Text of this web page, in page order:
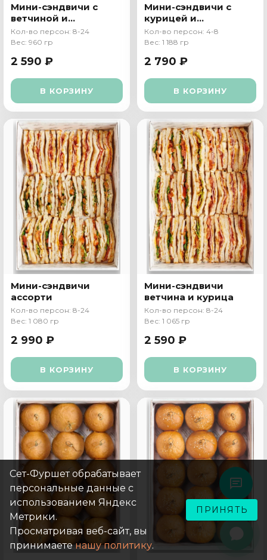
Мини-сэндвичи с
ветчиной и
сыром
Кол-во персон: 8-24
Вес: 960 гр
2 590 ₽
В КОРЗИНУ
Мини-сэндвичи с
курицей и
томатами
Кол-во персон: 4-8
Вес: 1 188 гр
2 790 ₽
В КОРЗИНУ
Мини-сэндвичи
ассорти
Кол-во персон: 8-24
Вес: 1 080 гр
2 990 ₽
В КОРЗИНУ
Мини-сэндвичи
ветчина и курица
Кол-во персон: 8-24
Вес: 1 065 гр
2 590 ₽
В КОРЗИНУ
Сет-Фуршет обрабатывает
персональные данные с
использованием Яндекс
Метрики.
Просматривая веб-сайт, вы
принимаетенашу политику.
ПРИНЯТЬ